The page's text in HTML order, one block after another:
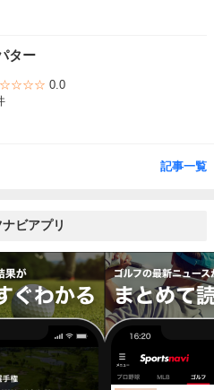
ター
0.0
記事一覧
ビアプリ